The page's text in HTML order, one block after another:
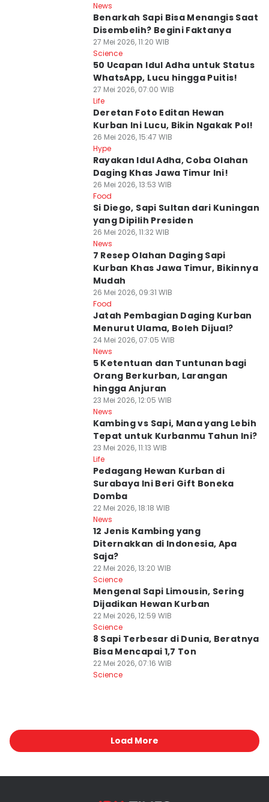
News
Benarkah Sapi Bisa Menangis Saat
Disembelih? Begini Faktanya
27 Mei 2026, 11:20 WIB
Science
50 Ucapan Idul Adha untuk Status
WhatsApp, Lucu hingga Puitis!
27 Mei 2026, 07:00 WIB
Life
Deretan Foto Editan Hewan
Kurban Ini Lucu, Bikin Ngakak Pol!
26 Mei 2026, 15:47 WIB
Hype
Rayakan Idul Adha, Coba Olahan
Daging Khas Jawa Timur Ini!
26 Mei 2026, 13:53 WIB
Food
Si Diego, Sapi Sultan dari Kuningan
yang Dipilih Presiden
26 Mei 2026, 11:32 WIB
News
7 Resep Olahan Daging Sapi
Kurban Khas Jawa Timur, Bikinnya
Mudah
26 Mei 2026, 09:31 WIB
Food
Jatah Pembagian Daging Kurban
Menurut Ulama, Boleh Dijual?
24 Mei 2026, 07:05 WIB
News
5 Ketentuan dan Tuntunan bagi
Orang Berkurban, Larangan
hingga Anjuran
23 Mei 2026, 12:05 WIB
News
Kambing vs Sapi, Mana yang Lebih
Tepat untuk Kurbanmu Tahun Ini?
23 Mei 2026, 11:13 WIB
Life
Pedagang Hewan Kurban di
Surabaya Ini Beri Gift Boneka
Domba
22 Mei 2026, 18:18 WIB
News
12 Jenis Kambing yang
Diternakkan di Indonesia, Apa
Saja?
22 Mei 2026, 13:20 WIB
Science
Mengenal Sapi Limousin, Sering
Dijadikan Hewan Kurban
22 Mei 2026, 12:59 WIB
Science
8 Sapi Terbesar di Dunia, Beratnya
Bisa Mencapai 1,7 Ton
22 Mei 2026, 07:16 WIB
Science
Load More